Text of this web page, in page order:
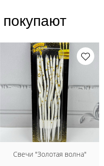
Свечи "Золотая волна"